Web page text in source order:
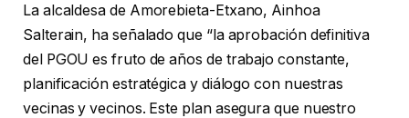
La alcaldesa de Amorebieta-Etxano, Ainhoa
Salterain, ha señalado que “la aprobación definitiva
del PGOU es fruto de años de trabajo constante,
planificación estratégica y diálogo con nuestras
vecinas y vecinos. Este plan asegura que nuestro